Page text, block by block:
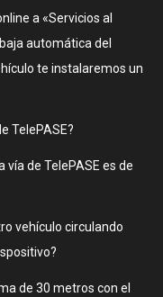
a «Servicios al
automática del
te instalaremos un
TelePASE?
vía de TelePASE es de
vehículo circulando
de 30 metros con el